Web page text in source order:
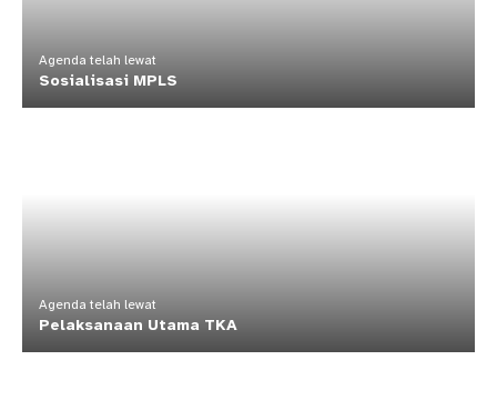
Agenda telah lewat
Sosialisasi MPLS
Agenda telah lewat
Pelaksanaan Utama TKA